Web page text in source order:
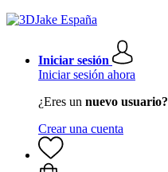
Iniciar sesión
Iniciar sesión ahora
¿Eres un nuevo usuario?
Crear una cuenta